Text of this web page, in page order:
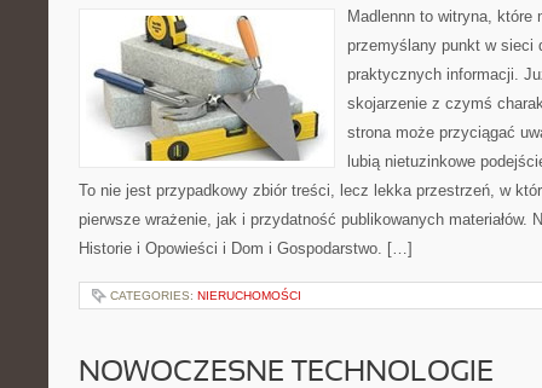
Madlennn to witryna, które
przemyślany punkt w sieci
praktycznych informacji.
skojarzenie z czymś
strona może przyciągać
lubią nietuzinkowe
To nie jest przypadkowy zbiór treści, lecz lekka przestrzeń, w
pierwsze wrażenie, jak i przydatność publikowanych materiałów.
Historie i Opowieści i Dom i Gospodarstwo. […]
CATEGORIES: NIERUCHOMOŚCI
NOWOCZESNE TECHNOLOGIE